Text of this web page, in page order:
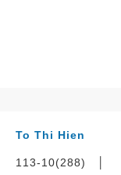
To Thi Hien
113-10(288)